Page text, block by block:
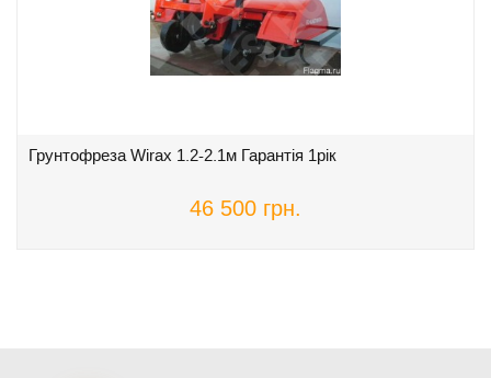
Грунтофреза Wirax 1.2-2.1м Гарантія 1рік
46 500 грн.